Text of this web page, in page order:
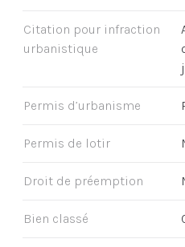
Citation pour infraction
urbanistique
Permis d’urbanisme
Permis de lotir
Droit de préemption
Bien classé